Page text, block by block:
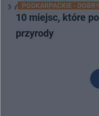
PODKARPACKIE -
10 miejsc, które
przyrody